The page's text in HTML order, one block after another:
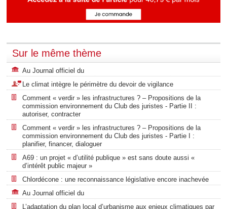
Sur le même thème
Au Journal officiel du
Le climat intègre le périmètre du devoir de vigilance
Comment « verdir » les infrastructures ? – Propositions de la
commission environnement du Club des juristes - Partie II :
autoriser, contracter
Comment « verdir » les infrastructures ? – Propositions de la
commission environnement du Club des juristes - Partie I :
planifier, financer, dialoguer
A69 : un projet « d’utilité publique » est sans doute aussi «
d’intérêt public majeur »
Chlordécone : une reconnaissance législative encore inachevée
Au Journal officiel du
L’adaptation du plan local d’urbanisme aux enjeux climatiques par